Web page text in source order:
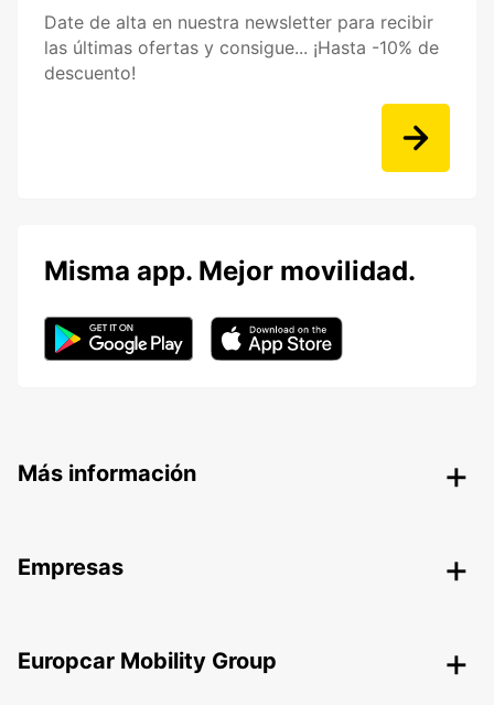
Date de alta en nuestra newsletter para recibir
las últimas ofertas y consigue... ¡Hasta -10% de
descuento!
Misma app. Mejor movilidad.
Más información
Empresas
Europcar Mobility Group